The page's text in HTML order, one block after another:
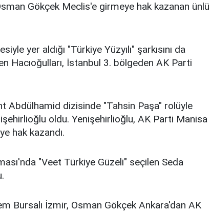
Gökçek Meclis'e girmeye hak kazanan ünlü
yer aldığı "Türkiye Yüzyılı" şarkısını da
Hacıoğulları, İstanbul 3. bölgeden AK Parti
Abdülhamid dizisinde "Tahsin Paşa" rolüyle
oldu. Yenişehirlioğlu, AK Parti Manisa
hak kazandı.
"Veet Türkiye Güzeli" seçilen Seda
Bursalı İzmir, Osman Gökçek Ankara'dan AK